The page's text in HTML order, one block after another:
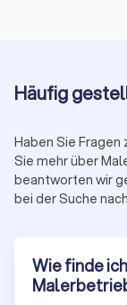
Transparenz und
Häufig
Haben Sie
Sie mehr über
beantworten wir
bei der Suche
Wie finde